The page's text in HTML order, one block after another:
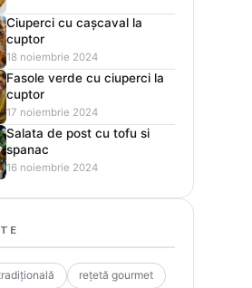
Ciuperci cu cașcaval la
cuptor
18 noiembrie 2024
Fasole verde cu ciuperci la
cuptor
17 noiembrie 2024
Salata de post cu tofu si
spanac
16 noiembrie 2024
rețetă gourmet